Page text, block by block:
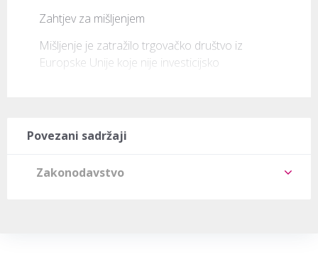
Zahtjev za mišljenjem
Mišljenje je zatražilo trgovačko društvo iz
Europske Unije koje nije investicijsko
Povezani sadržaji
Zakonodavstvo